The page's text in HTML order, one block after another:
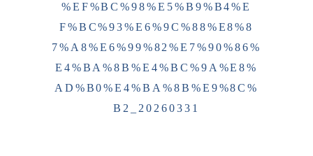
%EF%BC%98%E5%B9%B4%E
F%BC%93%E6%9C%88%E8%8
7%A8%E6%99%82%E7%90%86%
E4%BA%8B%E4%BC%9A%E8%
AD%B0%E4%BA%8B%E9%8C%
B2_20260331